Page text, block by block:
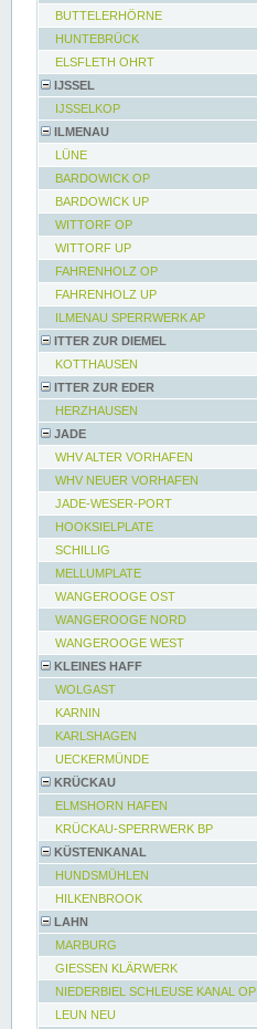
BUTTELERHÖRNE
HUNTEBRÜCK
ELSFLETH OHRT
IJSSEL
IJSSELKOP
ILMENAU
LÜNE
BARDOWICK OP
BARDOWICK UP
WITTORF OP
WITTORF UP
FAHRENHOLZ OP
FAHRENHOLZ UP
ILMENAU SPERRWERK AP
ITTER ZUR DIEMEL
KOTTHAUSEN
ITTER ZUR EDER
HERZHAUSEN
JADE
WHV ALTER VORHAFEN
WHV NEUER VORHAFEN
JADE-WESER-PORT
HOOKSIELPLATE
SCHILLIG
MELLUMPLATE
WANGEROOGE OST
WANGEROOGE NORD
WANGEROOGE WEST
KLEINES HAFF
WOLGAST
KARNIN
KARLSHAGEN
UECKERMÜNDE
KRÜCKAU
ELMSHORN HAFEN
KRÜCKAU-SPERRWERK BP
KÜSTENKANAL
HUNDSMÜHLEN
HILKENBROOK
LAHN
MARBURG
GIESSEN KLÄRWERK
NIEDERBIEL SCHLEUSE KANAL OP
LEUN NEU